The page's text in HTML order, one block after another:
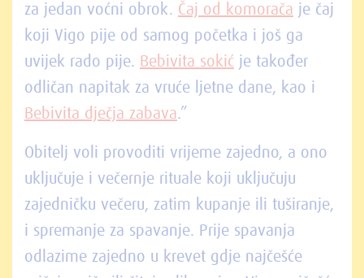
za jedan voćni obrok. Čaj od komorača je čaj
koji Vigo pije od samog početka i još ga
uvijek rado pije. Bebivita sokić je također
odličan napitak za vruće ljetne dane, kao i
Bebivita dječja zabava.”
Obitelj voli provoditi vrijeme zajedno, a ono
uključuje i večernje rituale koji uključuju
zajedničku večeru, zatim kupanje ili tuširanje,
i spremanje za spavanje. Prije spavanja
odlazime zajedno u krevet gdje najčešće